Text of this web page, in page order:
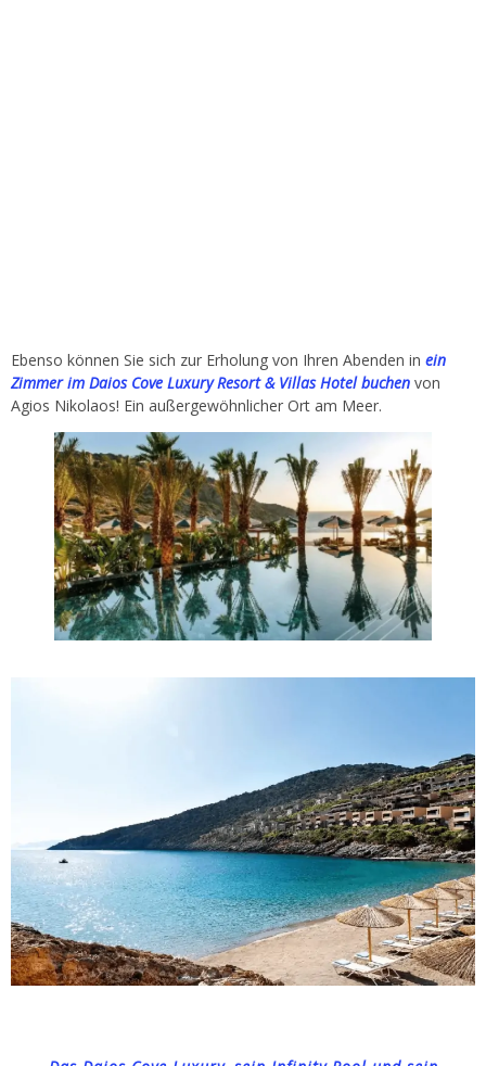
Ebenso können Sie sich zur Erholung von Ihren Abenden in ein
Zimmer im Daios Cove Luxury Resort & Villas Hotel buchen von
Agios Nikolaos! Ein außergewöhnlicher Ort am Meer.